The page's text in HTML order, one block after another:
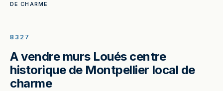
DE CHARME
8327
A vendre murs Loués centre
historique de Montpellier local de
charme